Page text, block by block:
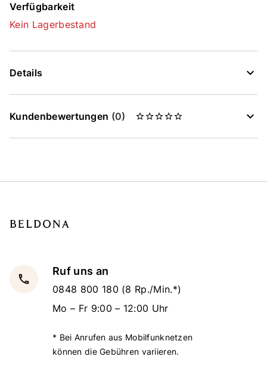
Verfügbarkeit
Kein Lagerbestand
Details
Kundenbewertungen (0)
local_phone
Ruf uns an
0848 800 180 (8 Rp./Min.*)
Mo – Fr 9:00 – 12:00 Uhr
* Bei Anrufen aus Mobilfunknetzen
können die Gebühren variieren.